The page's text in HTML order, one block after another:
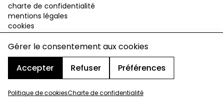
Gérer le consentement aux cookies
Accepter
Refuser Préférences
Politique de cookiesCharte de confidentialité
charte de confidentialité
mentions légales
cookies
design & développement :© signelazer.com